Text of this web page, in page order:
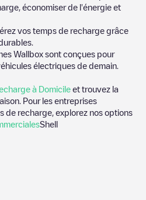
économiser de l'énergie et
vos temps de recharge grâce
Wallbox sont conçues pour
électriques de demain.
à Domicile et trouvez la
Pour les entreprises
de recharge, explorez nos options
Shell